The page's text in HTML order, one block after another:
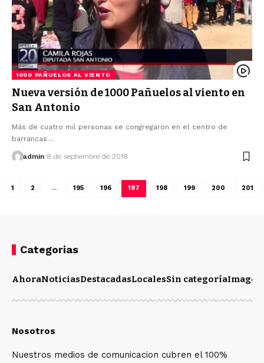
1000 PAÑUELOS AL VIENTO
Nueva versión de 1000 Pañuelos al viento en
San Antonio
Más de cuatro mil personas se congregaron en el centro de
barrancas…
admin 8 de septiembre de 2018
1 2 … 195 196 197 198 199 200 201
Categorias
AhoraNoticiasDestacadasLocalesSin categoríaImagen
Nosotros
Nuestros medios de comunicacion cubren el 100%